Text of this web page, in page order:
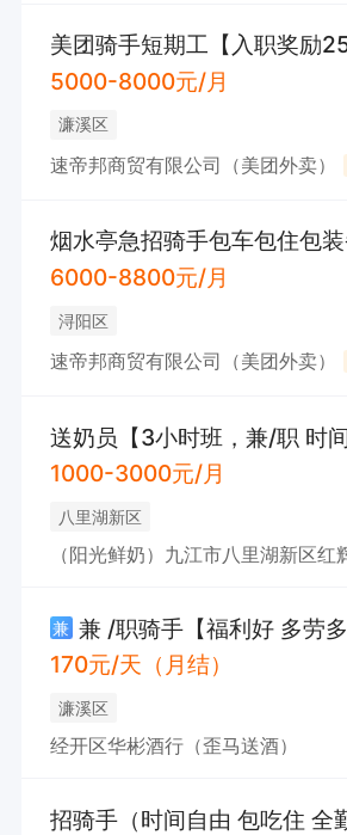
5000-8000元/月
濂溪区
速帝邦商贸有限公司（美团外卖）
烟水亭急招骑手包车包住包
6000-8800元/月
浔阳区
速帝邦商贸有限公司（美团外卖）
送奶员【3小时班，兼/职 时间
1000-3000元/月
八里湖新区
（阳光鲜奶）九江市八里湖新区红
兼 兼 /职骑手【福利好 多劳多
170元/天（月结）
濂溪区
经开区华彬酒行（歪马送酒）
招骑手（时间自由 包吃住 全